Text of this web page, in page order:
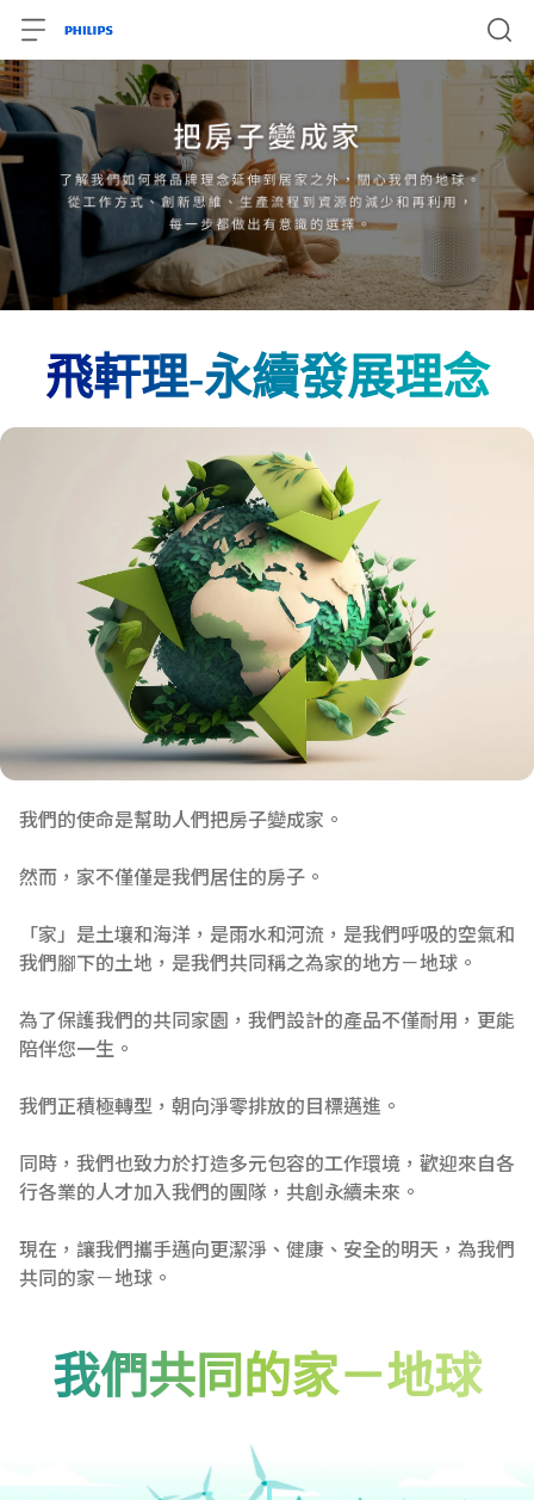
飛軒理-永續發展理念
我們的使命是幫助人們把房子變成家。
然而，家不僅僅是我們居住的房子。
「家」是土壤和海洋，是雨水和河流，是我們呼吸的空氣和
我們腳下的土地，是我們共同稱之為家的地方－地球。
為了保護我們的共同家園，我們設計的產品不僅耐用，更能
陪伴您一生。
我們正積極轉型，朝向淨零排放的目標邁進。
同時，我們也致力於打造多元包容的工作環境，歡迎來自各
行各業的人才加入我們的團隊，共創永續未來。
現在，讓我們攜手邁向更潔淨、健康、安全的明天，為我們
共同的家－地球。
我們共同的家－地球